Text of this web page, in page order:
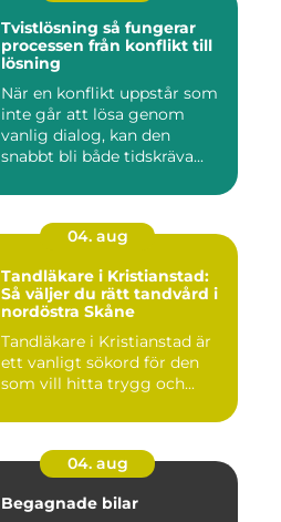
Tvistlösning så fungerar
processen från konflikt till
lösning
När en konflikt uppstår som
inte går att lösa genom
vanlig dialog, kan den
snabbt bli både tidskräva...
04. aug
Tandläkare i Kristianstad:
Så väljer du rätt tandvård i
nordöstra Skåne
Tandläkare i Kristianstad är
ett vanligt sökord för den
som vill hitta trygg och...
04. aug
Begagnade bilar